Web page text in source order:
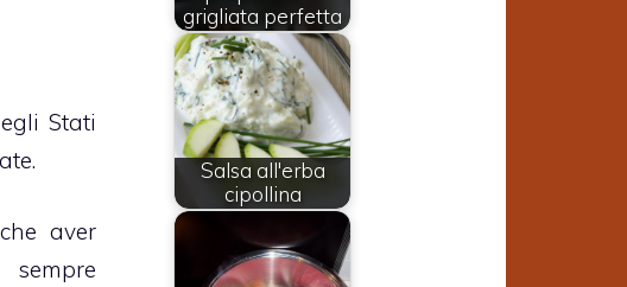
Stati
aver
grigliata perfetta
Salsa all'erba
cipollina